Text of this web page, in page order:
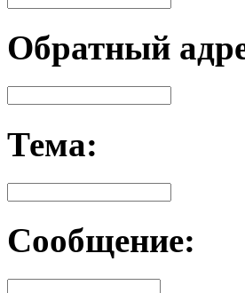
Обратный
Тема:
Сообщение: